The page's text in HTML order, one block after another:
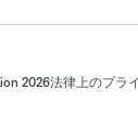
2026法律上のプラ